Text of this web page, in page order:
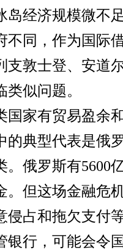
岛经济规模微不
不同，作为国际
支敦士登、安道
似问题。
家有贸易盈余和
的典型代表是俄
。俄罗斯有5600
。但这场金融危
侵占和拖欠支付
银行，可能会令